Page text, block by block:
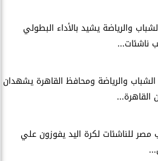
والرياضة يشيد بالأداء البطولي
ناشئات...
الشباب والرياضة ومحافظ القاهرة يشهدان
القاهرة...
مصر للناشئات لكرة اليد يفوزون علي